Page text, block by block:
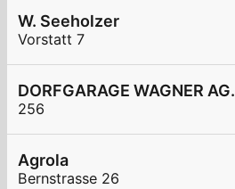
W. Seeholzer
Vorstatt 7
DORFGARAGE WAGNER AG.
256
Agrola
Bernstrasse 26